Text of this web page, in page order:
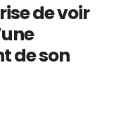
de voir
de son